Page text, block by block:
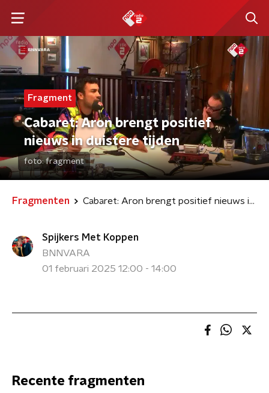
Fragment
Cabaret: Aron brengt positief
nieuws in duistere tijden
foto:fragment
Fragmenten Cabaret: Aron brengt positief nieuws in duistere tijden
Spijkers Met Koppen
BNNVARA
01 februari 2025 12:00 - 14:00
Recente fragmenten